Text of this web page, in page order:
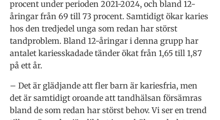
procent under perioden 2021-2024, och bland 12-
åringar från 69 till 73 procent. Samtidigt ökar karies
hos den tredjedel unga som redan har störst
tandproblem. Bland 12-åringar i denna grupp har
antalet kariesskadade tänder ökat från 1,65 till 1,87
på ett år.
– Det är glädjande att fler barn är kariesfria, men
det är samtidigt oroande att tandhälsan försämras
bland de som redan har störst behov. Vi ser en trend